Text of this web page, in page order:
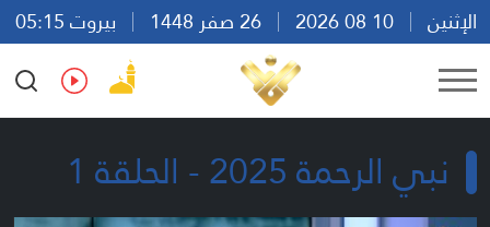
الإثنين
بيروت 05:15
Ar
En Fr Es
نبي الرحمة 2025 - الحلقة 1